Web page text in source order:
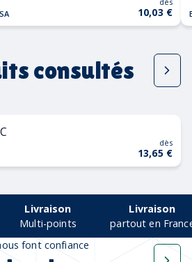
10,03 €
consultés
dès
13,65 €
Livraison
Multi-points
Livraison
partout en
font confiance